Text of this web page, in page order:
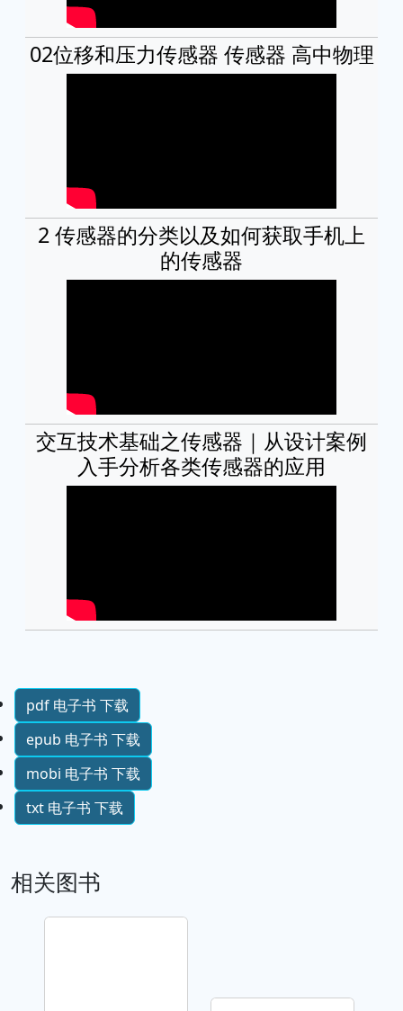
02位移和压力传感器 传感器 高中物理
2 传感器的分类以及如何获取手机上
的传感器
交互技术基础之传感器｜从设计案例
入手分析各类传感器的应用
pdf 电子书 下载
epub 电子书 下载
mobi 电子书 下载
txt 电子书 下载
相关图书